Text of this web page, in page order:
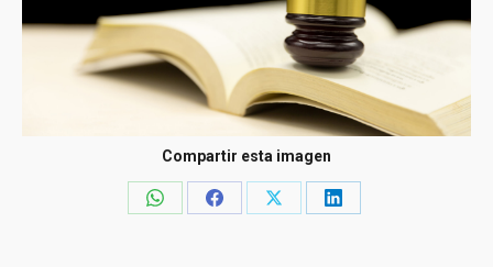
Compartir esta imagen
Share
Share
Share
Share